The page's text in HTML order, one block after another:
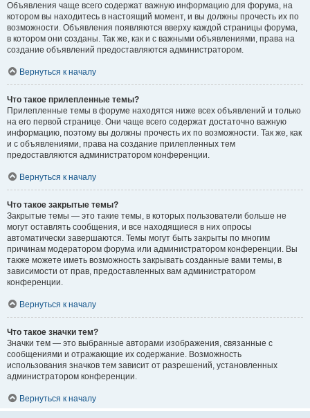
Объявления чаще всего содержат важную информацию для форума, на
котором вы находитесь в настоящий момент, и вы должны прочесть их по
возможности. Объявления появляются вверху каждой страницы форума,
в котором они созданы. Так же, как и с важными объявлениями, права на
создание объявлений предоставляются администратором.
Вернуться к началу
Что такое прилепленные темы?
Прилепленные темы в форуме находятся ниже всех объявлений и только
на его первой странице. Они чаще всего содержат достаточно важную
информацию, поэтому вы должны прочесть их по возможности. Так же, как
и с объявлениями, права на создание прилепленных тем
предоставляются администратором конференции.
Вернуться к началу
Что такое закрытые темы?
Закрытые темы — это такие темы, в которых пользователи больше не
могут оставлять сообщения, и все находящиеся в них опросы
автоматически завершаются. Темы могут быть закрыты по многим
причинам модератором форума или администратором конференции. Вы
также можете иметь возможность закрывать созданные вами темы, в
зависимости от прав, предоставленных вам администратором
конференции.
Вернуться к началу
Что такое значки тем?
Значки тем — это выбранные авторами изображения, связанные с
сообщениями и отражающие их содержание. Возможность
использования значков тем зависит от разрешений, установленных
администратором конференции.
Вернуться к началу